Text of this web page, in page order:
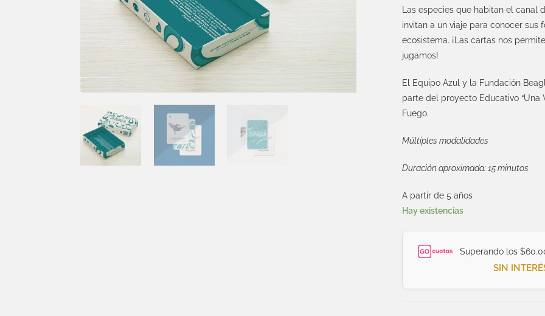
Las especies que habitan el canal
invitan a un viaje para conocer sus
ecosistema. ¡Las cartas nos
jugamos!
El Equipo Azul y la Fundación
parte del proyecto Educativo “Una
Fuego.
Múltiples modalidades
Duración aproximada: 15 minutos
A partir de 5 años
Hay existencias
Superando los
SIN